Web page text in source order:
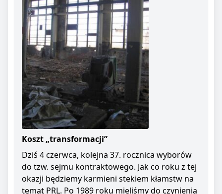
Koszt „transformacji”
Dziś 4 czerwca, kolejna 37. rocznica wyborów
do tzw. sejmu kontraktowego. Jak co roku z tej
okazji będziemy karmieni stekiem kłamstw na
temat PRL. Po 1989 roku mieliśmy do czynienia